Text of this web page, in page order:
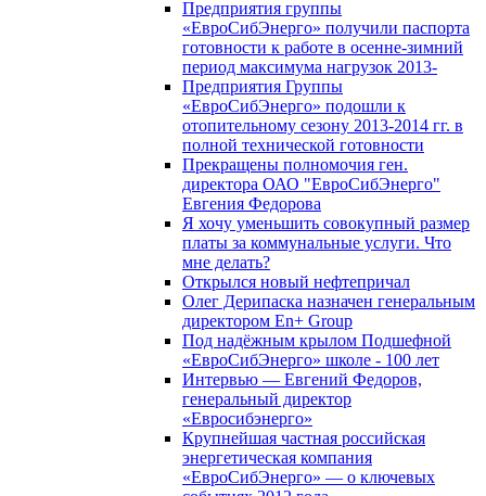
Предприятия группы
«ЕвроСибЭнерго» получили паспорта
готовности к работе в осенне-зимний
период максимума нагрузок 2013-
Предприятия Группы
«ЕвроСибЭнерго» подошли к
отопительному сезону 2013-2014 гг. в
полной технической готовности
Прекращены полномочия ген.
директора ОАО "ЕвроСибЭнерго"
Евгения Федорова
Я хочу уменьшить совокупный размер
платы за коммунальные услуги. Что
мне делать?
Открылся новый нефтепричал
Олег Дерипаска назначен генеральным
директором En+ Group
Под надёжным крылом Подшефной
«ЕвроСибЭнерго» школе - 100 лет
Интервью — Евгений Федоров,
генеральный директор
«Евросибэнерго»
Крупнейшая частная российская
энергетическая компания
«ЕвроСибЭнерго» — о ключевых